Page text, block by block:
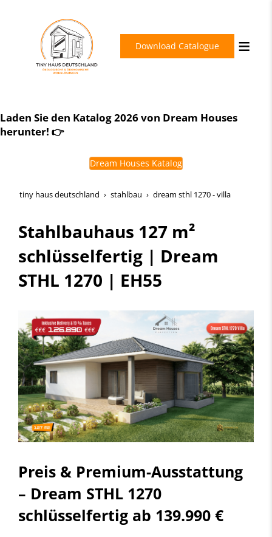
Download Catalogue
Dream Houses Perfection
Laden Sie den Katalog 2026 von Dream Houses
herunter! 👉
Dream Houses Katalog
tiny haus deutschland stahlbau dream sthl 1270 - villa
Stahlbauhaus 127 m²
schlüsselfertig | Dream
STHL 1270 | EH55
Preis & Premium-Ausstattung
– Dream STHL 1270
schlüsselfertig ab 139.990 €